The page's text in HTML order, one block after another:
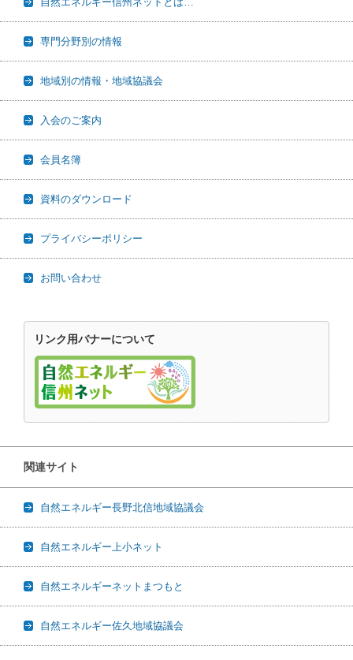
専門分野別の情報
地域別の情報・地域協議会
入会のご案内
会員名簿
資料のダウンロード
プライバシーポリシー
お問い合わせ
リンク用バナーについて
関連サイト
自然エネルギー長野北信地域協議会
自然エネルギー上小ネット
自然エネルギーネットまつもと
自然エネルギー佐久地域協議会